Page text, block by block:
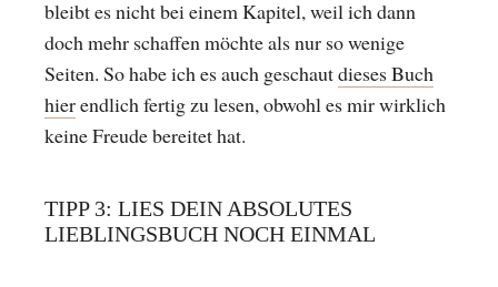
bleibt es nicht bei einem Kapitel, weil ich dann
doch mehr schaffen möchte als nur so wenige
Seiten. So habe ich es auch geschautdieses Buch
hierendlich fertig zu lesen, obwohl es mir wirklich
keine Freude bereitet hat.
TIPP 3: LIES DEIN ABSOLUTES
LIEBLINGSBUCH NOCH EINMAL